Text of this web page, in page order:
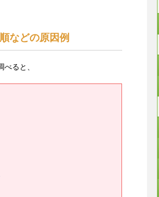
などの原因例
ると、